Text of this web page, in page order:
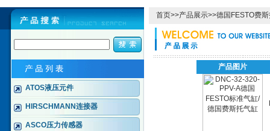
ATOS液压元件
HIRSCHMANN连接器
ASCO压力传感器
首页>>产品展示>>德国FESTO费
产品图片